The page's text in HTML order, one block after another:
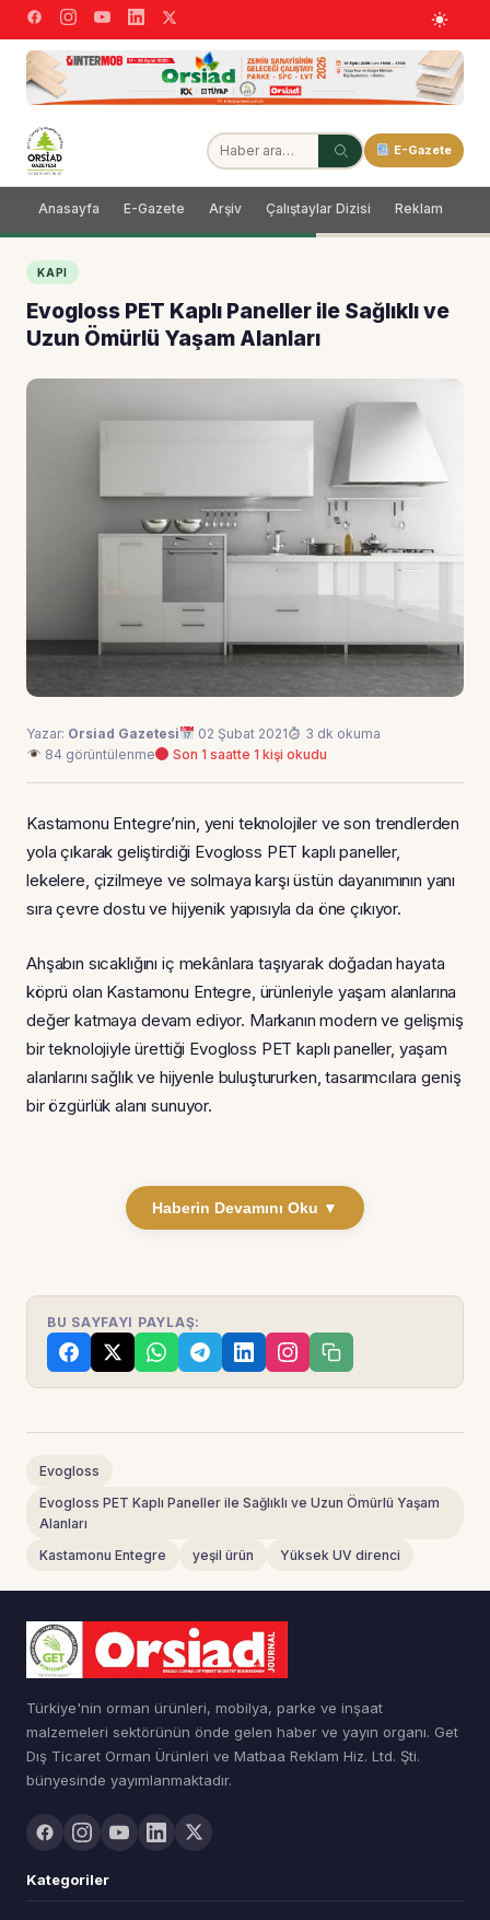
E-Gazete
Anasayfa E-Gazete Arşiv Çalıştaylar Dizisi Reklam
KAPI
Evogloss PET Kaplı Paneller ile Sağlıklı ve
Uzun Ömürlü Yaşam Alanları
Yazar: Orsiad Gazetesi 02 Şubat 2021
3 dk okuma
84 görüntülenme
Son 1 saatte 1 kişi okudu
Kastamonu Entegre’nin, yeni teknolojiler ve son trendlerden
yola çıkarak geliştirdiği Evogloss PET kaplı paneller,
lekelere, çizilmeye ve solmaya karşı üstün dayanımının yanı
sıra çevre dostu ve hijyenik yapısıyla da öne çıkıyor.
Ahşabın sıcaklığını iç mekânlara taşıyarak doğadan hayata
köprü olan Kastamonu Entegre, ürünleriyle yaşam alanlarına
değer katmaya devam ediyor. Markanın modern ve gelişmiş
bir teknolojiyle ürettiği Evogloss PET kaplı paneller, yaşam
alanlarını sağlık ve hijyenle buluştururken, tasarımcılara geniş
bir özgürlük alanı sunuyor.
Haberin Devamını Oku ▼
BU SAYFAYI PAYLAŞ:
Evogloss
Evogloss PET Kaplı Paneller ile Sağlıklı ve Uzun Ömürlü Yaşam
Alanları
Kastamonu Entegre
yeşil ürün Yüksek UV direnci
Türkiye'nin orman ürünleri, mobilya, parke ve inşaat
malzemeleri sektörünün önde gelen haber ve yayın organı. Get
Dış Ticaret Orman Ürünleri ve Matbaa Reklam Hiz. Ltd. Şti.
bünyesinde yayımlanmaktadır.
Kategoriler